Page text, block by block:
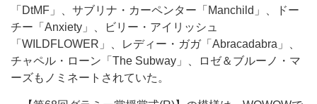
「DtMF」、サブリナ・カーペンター「Manchild」、ドー
チー「Anxiety」、ビリー・アイリッシュ
「WILDFLOWER」、レディー・ガガ「Abracadabra」、
チャペル・ローン「The Subway」、ロゼ＆ブルーノ・マ
ーズもノミネートされていた。